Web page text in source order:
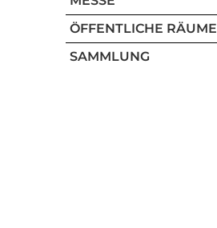
ÖFFENTLICHE RÄUME
SAMMLUNG